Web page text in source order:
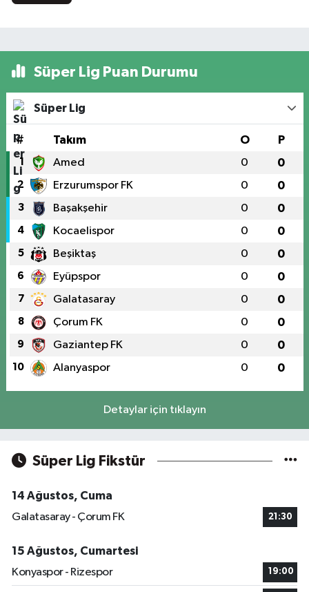
Süper Lig Puan Durumu
Süper Lig
# Takım O P
1 Amed 0 0
2 Erzurumspor FK 0 0
3 Başakşehir 0 0
4 Kocaelispor 0 0
5 Beşiktaş 0 0
6 Eyüpspor 0 0
7 Galatasaray 0 0
8 Çorum FK 0 0
9 Gaziantep FK 0 0
10 Alanyaspor 0 0
Detaylar için tıklayın
Süper Lig Fikstür
14 Ağustos, Cuma
Galatasaray - Çorum FK
21:30
15 Ağustos, Cumartesi
Konyaspor - Rizespor
19:00